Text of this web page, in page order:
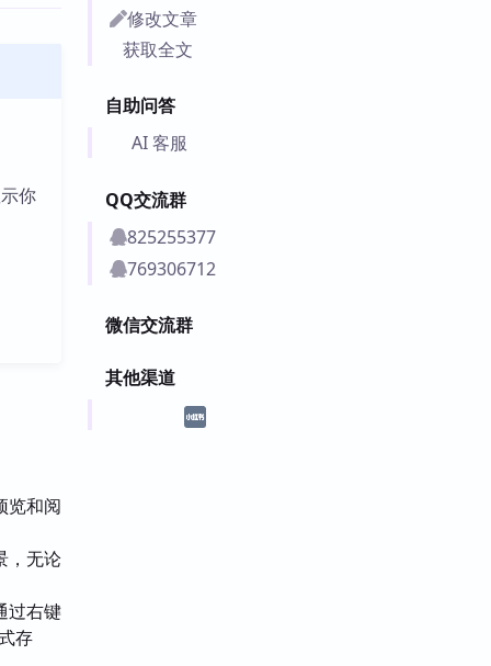
修改文章
获取全文
自助问答
AI 客服
QQ交流群
825255377
769306712
微信交流群
其他渠道
你
览和阅
，无论
过右键
存